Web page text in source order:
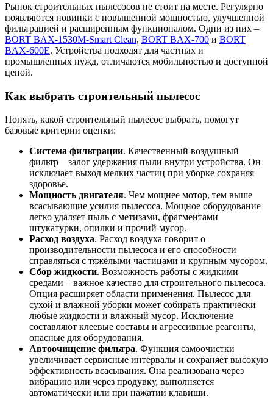
Рынок строительных пылесосов не стоит на месте. Регулярно
появляются новинки с повышенной мощностью, улучшенной
фильтрацией и расширенным функционалом. Одни из них –
BORT BAX-1530M-Smart Clean, BORT BAX-700 и BORT
BAX-600E. Устройства подходят для частных и
промышленных нужд, отличаются мобильностью и доступной
ценой.
Как выбрать строительный пылесос
Понять, какой строительный пылесос выбрать, помогут
базовые критерии оценки:
Система фильтрации. Качественный воздушный
фильтр – залог удержания пыли внутри устройства. Он
исключает выход мелких частиц при уборке сохраняя
здоровье.
Мощность двигателя. Чем мощнее мотор, тем выше
всасывающие усилия пылесоса. Мощное оборудование
легко удаляет пыль с метизами, фрагментами
штукатурки, опилки и прочий мусор.
Расход воздуха. Расход воздуха говорит о
производительности пылесоса и его способности
справляться с тяжёлыми частицами и крупным мусором.
Сбор жидкости. Возможность работы с жидкими
средами – важное качество для строительного пылесоса.
Опция расширяет области применения. Пылесос для
сухой и влажной уборки может собирать практически
любые жидкости и влажный мусор. Исключение
составляют клеевые составы и агрессивные реагенты,
опасные для оборудования.
Автоочищение фильтра. Функция самоочистки
увеличивает сервисные интервалы и сохраняет высокую
эффективность всасывания. Она реализована через
вибрацию или через продувку, выполняется
автоматически или при нажатии клавиши.